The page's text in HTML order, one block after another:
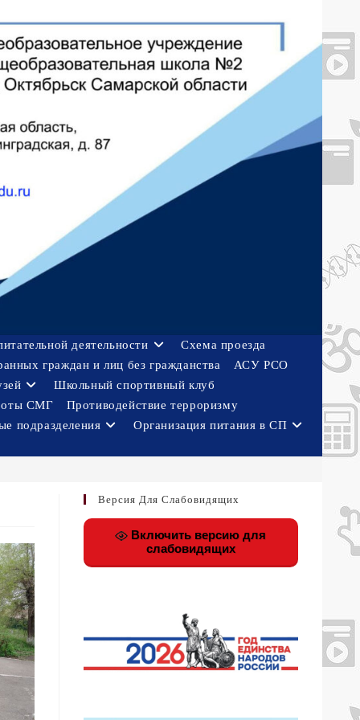
деятельности
Схема проезда
граждан и лиц без гражданства
АСУ РСО
Школьный спортивный клуб
СМГ
Противодействие терроризму
подразделения
Организация питания в СП
Версия Для Слабовидящих
Включить версию для
слабовидящих